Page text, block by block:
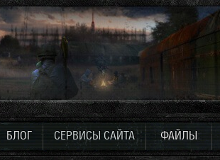
БЛОГ СЕРВИСЫ САЙТА ФАЙЛЫ